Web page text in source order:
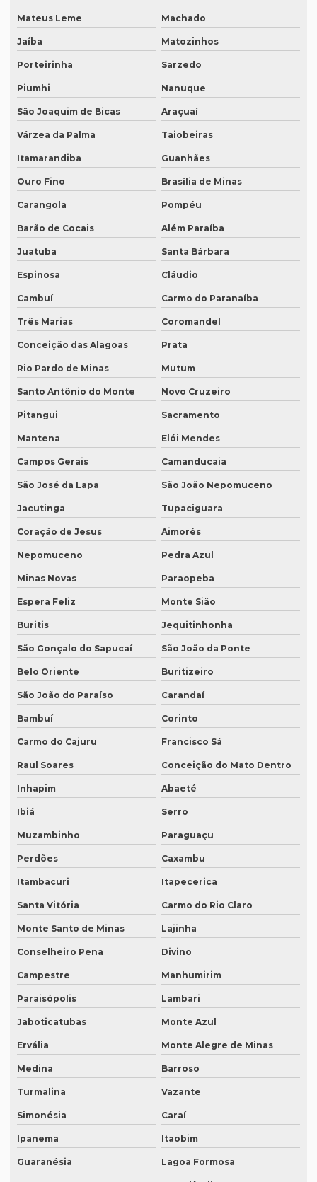
Empresa tradutora juramentada em recife
Empresa de tradutores juramentados em brasília
Empresa de tradutores juramentados em fortaleza
Empresa de transcrição de audio
Empresas especializadas em tradução
Empresas que fazem tradução
Empresas que fazem tradução juramentada
Empresas que fazem tradução técnica
Empresas que prestam serviço de tradução
Empresas de tradução de artigos científicos em inglês
Empresas de tradução em curitiba
Empresas de tradução porto alegre
Empresas de transcrição
Empresas de transcrição de áudio para -texto
Equipamento para tradução simultanea
Equipamento de tradução simultânea portátil
Equipamento tradução simultanea preço
Equipamentos para interpretação simultânea
Equipamentos necessários para tradução simultânea
Equipamentos de tradução simultânea sp
Interpretação simultânea
Intérprete chinês português
Intérprete para congressos
Intérprete consecutivo
Intérprete de coreano em são paulo
Intérprete de espanhol em brasília
Intérprete de espanhol em campinas
Intérprete de espanhol em curitiba
Intérprete de espanhol em porto alegre
Intérprete para eventos
Intérprete de inglês em campinas
Intérprete inglês espanhol português
Intérprete de inglês em porto alegre
Intérprete de inglês português
Interprete de italiano profissional
Intérprete japonês português
Intérprete juramentado
Intérprete mandarim português
Intérprete de negócios
Intérprete para palestras
Intérprete português chinês
Mateus Leme Machado
Jaíba Matozinhos
Porteirinha Sarzedo
Piumhi Nanuque
São Joaquim de Bicas Araçuaí
Várzea da Palma Taiobeiras
Itamarandiba Guanhães
Ouro Fino Brasília de Minas
Carangola Pompéu
Barão de Cocais Além Paraíba
Juatuba Santa Bárbara
Espinosa Cláudio
Cambuí Carmo do Paranaíba
Três Marias Coromandel
Conceição das Alagoas Prata
Rio Pardo de Minas Mutum
Santo Antônio do Monte Novo Cruzeiro
Pitangui Sacramento
Mantena Elói Mendes
Campos Gerais Camanducaia
São José da Lapa São João Nepomuceno
Jacutinga Tupaciguara
Coração de Jesus Aimorés
Nepomuceno Pedra Azul
Minas Novas Paraopeba
Espera Feliz Monte Sião
Buritis Jequitinhonha
São Gonçalo do Sapucaí São João da Ponte
Belo Oriente Buritizeiro
São João do Paraíso Carandaí
Bambuí Corinto
Carmo do Cajuru Francisco Sá
Raul Soares Conceição do Mato Dentro
Inhapim Abaeté
Ibiá Serro
Muzambinho Paraguaçu
Perdões Caxambu
Itambacuri Itapecerica
Santa Vitória Carmo do Rio Claro
Monte Santo de Minas Lajinha
Conselheiro Pena Divino
Campestre Manhumirim
Paraisópolis Lambari
Jaboticatubas Monte Azul
Ervália Monte Alegre de Minas
Medina Barroso
Turmalina Vazante
Simonésia Caraí
Ipanema Itaobim
Guaranésia Lagoa Formosa